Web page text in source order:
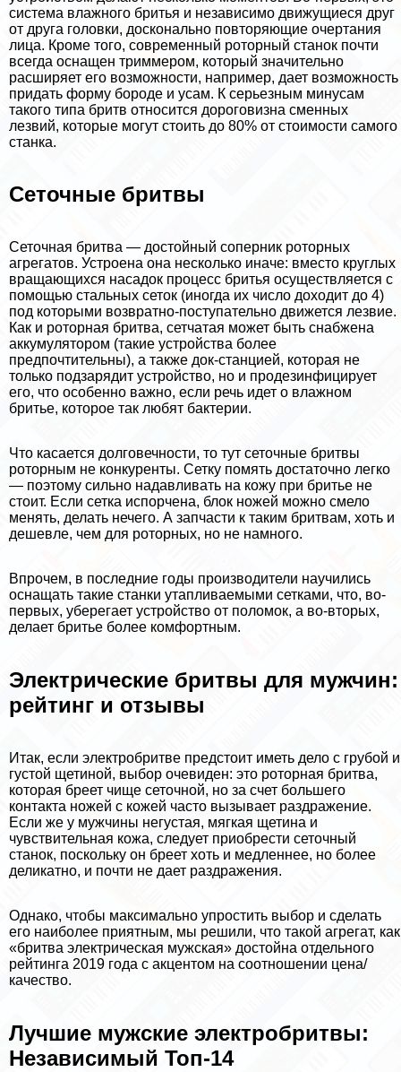
система влажного бритья и независимо движущиеся друг
от друга головки, досконально повторяющие очертания
лица. Кроме того, современный роторный станок почти
всегда оснащен триммером, который значительно
расширяет его возможности, например, дает возможность
придать форму бороде и усам. К серьезным минусам
такого типа бритв относится дороговизна сменных
лезвий, которые могут стоить до 80% от стоимости самого
станка.
Сеточные бритвы
Сеточная бритва — достойный соперник роторных
агрегатов. Устроена она несколько иначе: вместо круглых
вращающихся насадок процесс бритья осуществляется с
помощью стальных сеток (иногда их число доходит до 4)
под которыми возвратно-поступательно движется лезвие.
Как и роторная бритва, сетчатая может быть снабжена
аккумулятором (такие устройства более
предпочтительны), а также док-станцией, которая не
только подзарядит устройство, но и продезинфицирует
его, что особенно важно, если речь идет о влажном
бритье, которое так любят бактерии.
Что касается долговечности, то тут сеточные бритвы
роторным не конкуренты. Сетку помять достаточно легко
— поэтому сильно надавливать на кожу при бритье не
стоит. Если сетка испорчена, блок ножей можно смело
менять, делать нечего. А запчасти к таким бритвам, хоть и
дешевле, чем для роторных, но не намного.
Впрочем, в последние годы производители научились
оснащать такие станки утапливаемыми сетками, что, во-
первых, уберегает устройство от поломок, а во-вторых,
делает бритье более комфортным.
Электрические бритвы для мужчин:
рейтинг и отзывы
Итак, если электробритве предстоит иметь дело с грубой и
густой щетиной, выбор очевиден: это роторная бритва,
которая бреет чище сеточной, но за счет большего
контакта ножей с кожей часто вызывает раздражение.
Если же у мужчины негустая, мягкая щетина и
чувствительная кожа, следует приобрести сеточный
станок, поскольку он бреет хоть и медленнее, но более
деликатно, и почти не дает раздражения.
Однако, чтобы максимально упростить выбор и сделать
его наиболее приятным, мы решили, что такой агрегат, как
«бритва электрическая мужская» достойна отдельного
рейтинга 2019 года с акцентом на соотношении цена/
качество.
Лучшие мужские электробритвы:
Независимый Топ-14